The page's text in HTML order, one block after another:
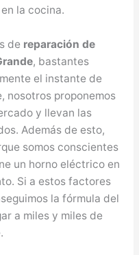
la cocina.
de reparación de
, bastantes
el instante de
nosotros proponemos
y llevan las
Además de esto,
somos conscientes
un horno eléctrico en
Si a estos factores
la fórmula del
a miles y miles de